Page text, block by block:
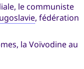
le communiste
, fédération
la Voïvodine au